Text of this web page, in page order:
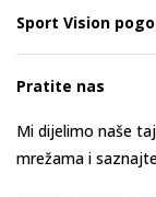
Sport Vision
Pratite nas
Mi dijelimo naše
mrežama i